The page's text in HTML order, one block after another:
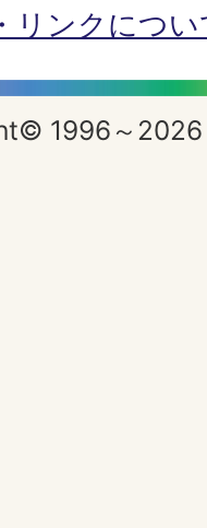
リンクについ
1996～